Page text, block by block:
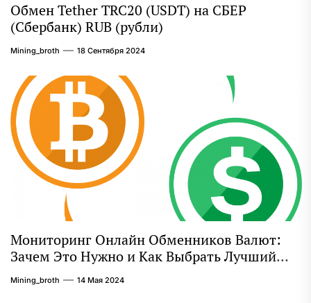
Обмен Tether TRC20 (USDT) на СБЕР
(Сбербанк) RUB (рубли)
Mining_broth 18 Сентября 2024
Мониторинг Онлайн Обменников Валют:
Зачем Это Нужно и Как Выбрать Лучший
Сервис
Mining_broth 14 Мая 2024